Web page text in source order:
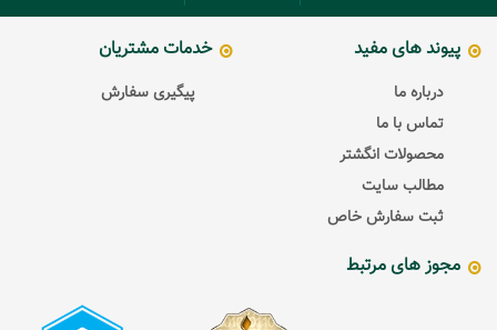
پیوند های مفید
درباره ما
تماس با ما
محصولات انگشتر
مطالب سایت
ثبت سفارش خاص
خدمات مشتریان
پیگیری سفارش
مجوز های مرتبط